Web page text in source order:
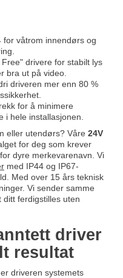
for våtrom innendørs og
drivere for stabilt lys
bra ut på video.
driveren mer enn 80 %
for å minimere
i hele installasjonen.
eller utendørs? Våre 24V
for deg som krever
dyre merkevarenavn. Vi
med IP44 og IP67-
Med over 15 års teknisk
Vi sender samme
ferdigstilles uten
driver
resultat
driveren systemets